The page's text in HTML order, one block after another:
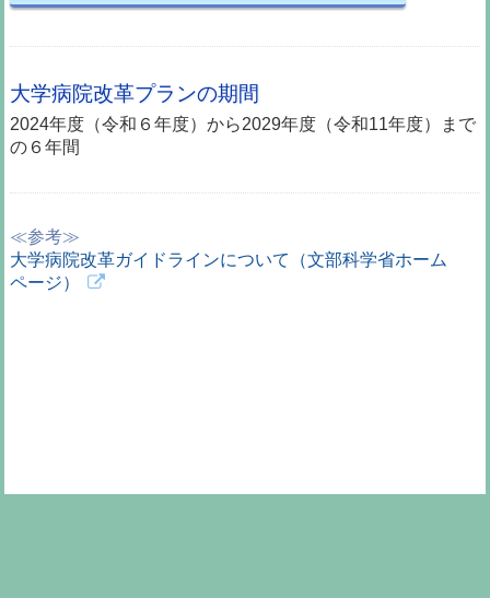
大学病院改革プランの期間
2024年度（令和６年度）から2029年度（令和11年度）まで
の６年間
≪参考≫
大学病院改革ガイドラインについて（文部科学省ホーム
ページ）